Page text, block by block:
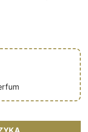
mixte (flacon beige